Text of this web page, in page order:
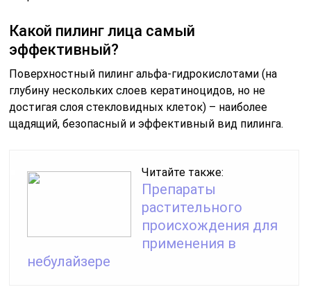
Какой пилинг лица самый
эффективный?
Поверхностный пилинг альфа-гидрокислотами (на
глубину нескольких слоев кератиноцидов, но не
достигая слоя стекловидных клеток) – наиболее
щадящий, безопасный и эффективный вид пилинга.
Читайте также:
Препараты
растительного
происхождения для
применения в
небулайзере